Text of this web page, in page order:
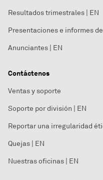
Resultados trimestrales | EN
Presentaciones e informes de
Anunciantes | EN
Contáctenos
Ventas y soporte
Soporte por división | EN
Reportar una irregularidad
Quejas | EN
Nuestras oficinas | EN